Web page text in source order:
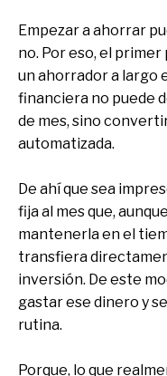
Empezar a ahorrar
no. Por eso, el
un ahorrador a largo
financiera no puede
de mes, sino
automatizada.
De ahí que sea
fija al mes que,
mantenerla en el
transfiera
inversión. De este
gastar ese dinero y
rutina.
Porque, lo que